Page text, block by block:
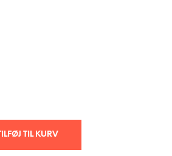
TILFØJ TIL KURV